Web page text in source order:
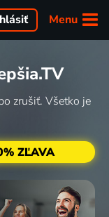
Menu
zrušiť. Všetko je
ZĽAVA